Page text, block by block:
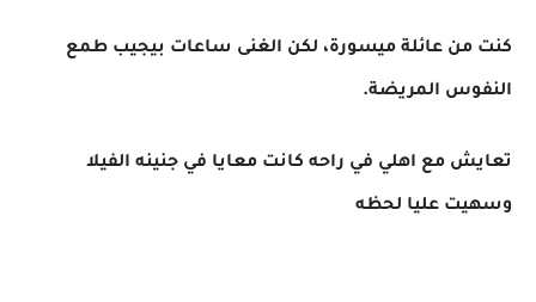
كنت من عائلة ميسورة، لكن الغنى ساعات بيجيب طمع
النفوس المريضة.
تعايش مع اهلي في راحه كانت معايا في جنينه الفيلا
وسهيت عليا لحظه